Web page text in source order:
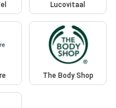
Lucovitaal
The Body Shop